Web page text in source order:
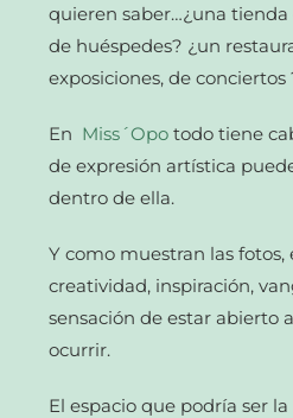
quieren saber…¿una tienda
de huéspedes? ¿un
exposiciones, de conciertos
En Miss´Opo todo tiene
de expresión artística
dentro de ella.
Y como muestran las fotos,
creatividad, inspiración,
sensación de estar abierto
ocurrir.
El espacio que podría ser